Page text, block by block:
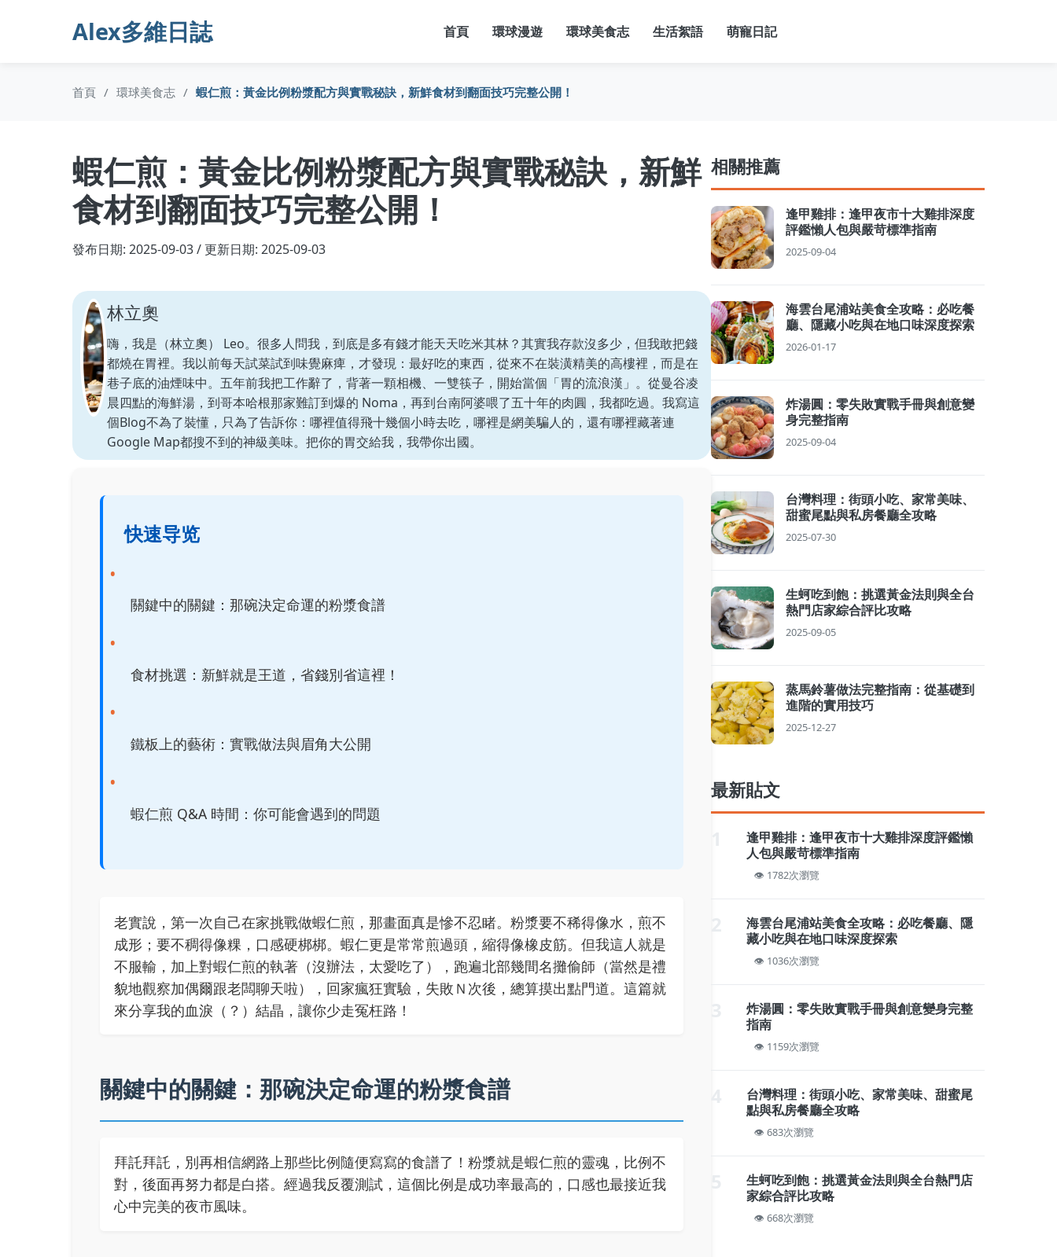
Alex多維日誌 首頁 環球漫遊 環球美食志 生活絮語 萌寵日記
首頁 / 環球美食志 / 蝦仁煎：黃金比例粉漿配方與實戰秘訣，新鮮食材到翻面技巧完整公開！
蝦仁煎：黃金比例粉漿配方與實戰秘訣，新鮮
食材到翻面技巧完整公開！
發布日期: 2025-09-03 / 更新日期: 2025-09-03
林立奧
嗨，我是（林立奧） Leo。很多人問我，到底是多有錢才能天天吃米其林？其實我存款沒多少，但我敢把錢
都燒在胃裡。我以前每天試菜試到味覺麻痺，才發現：最好吃的東西，從來不在裝潢精美的高樓裡，而是在
巷子底的油煙味中。五年前我把工作辭了，背著一顆相機、一雙筷子，開始當個「胃的流浪漢」。從曼谷凌
晨四點的海鮮湯，到哥本哈根那家難訂到爆的 Noma，再到台南阿婆喂了五十年的肉圓，我都吃過。我寫這
個Blog不為了裝懂，只為了告訴你：哪裡值得飛十幾個小時去吃，哪裡是網美騙人的，還有哪裡藏著連
Google Map都搜不到的神級美味。把你的胃交給我，我帶你出國。
快速导览
關鍵中的關鍵：那碗決定命運的粉漿食譜
食材挑選：新鮮就是王道，省錢別省這裡！
鐵板上的藝術：實戰做法與眉角大公開
蝦仁煎 Q&A 時間：你可能會遇到的問題
老實說，第一次自己在家挑戰做蝦仁煎，那畫面真是慘不忍睹。粉漿要不稀得像水，煎不
成形；要不稠得像粿，口感硬梆梆。蝦仁更是常常煎過頭，縮得像橡皮筋。但我這人就是
不服輸，加上對蝦仁煎的執著（沒辦法，太愛吃了），跑遍北部幾間名攤偷師（當然是禮
貌地觀察加偶爾跟老闆聊天啦），回家瘋狂實驗，失敗Ｎ次後，總算摸出點門道。這篇就
來分享我的血淚（？）結晶，讓你少走冤枉路！
關鍵中的關鍵：那碗決定命運的粉漿食譜
拜託拜託，別再相信網路上那些比例隨便寫寫的食譜了！粉漿就是蝦仁煎的靈魂，比例不
對，後面再努力都是白搭。經過我反覆測試，這個比例是成功率最高的，口感也最接近我
心中完美的夜市風味。
相關推薦
逢甲雞排：逢甲夜市十大雞排深度
評鑑懶人包與嚴苛標準指南
2025-09-04
海雲台尾浦站美食全攻略：必吃餐
廳、隱藏小吃與在地口味深度探索
2026-01-17
炸湯圓：零失敗實戰手冊與創意變
身完整指南
2025-09-04
台灣料理：街頭小吃、家常美味、
甜蜜尾點與私房餐廳全攻略
2025-07-30
生蚵吃到飽：挑選黃金法則與全台
熱門店家綜合評比攻略
2025-09-05
蒸馬鈴薯做法完整指南：從基礎到
進階的實用技巧
2025-12-27
最新貼文
逢甲雞排：逢甲夜市十大雞排深度評鑑懶
人包與嚴苛標準指南
1782次瀏覽
海雲台尾浦站美食全攻略：必吃餐廳、隱
藏小吃與在地口味深度探索
1036次瀏覽
炸湯圓：零失敗實戰手冊與創意變身完整
指南
1159次瀏覽
台灣料理：街頭小吃、家常美味、甜蜜尾
點與私房餐廳全攻略
683次瀏覽
生蚵吃到飽：挑選黃金法則與全台熱門店
家綜合評比攻略
668次瀏覽